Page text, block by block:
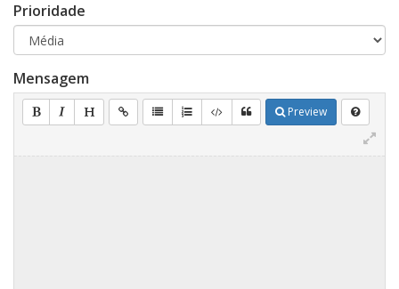
Prioridade
Mensagem
Preview